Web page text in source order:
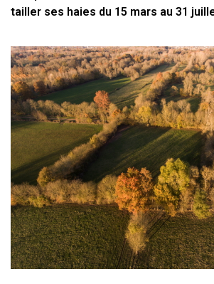
tailler ses haies du 15 mars au 31